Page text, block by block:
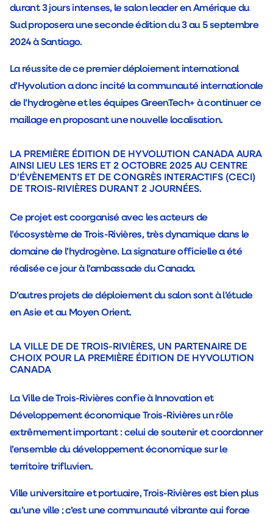
durant 3 jours intenses, le salon leader en Amérique du
Sud proposera une seconde édition du 3 au 5 septembre
2024 à Santiago.
La réussite de ce premier déploiement international
d’Hyvolution a donc incité la communauté internationale
de l’hydrogène et les équipes GreenTech+ à continuer ce
maillage en proposant une nouvelle localisation.
LA PREMIÈRE ÉDITION DE HYVOLUTION CANADA AURA
AINSI LIEU LES 1ERS ET 2 OCTOBRE 2025 AU CENTRE
D’ÉVÈNEMENTS ET DE CONGRÈS INTERACTIFS (CECI)
DE TROIS-RIVIÈRES DURANT 2 JOURNÉES.
Ce projet est coorganisé avec les acteurs de
l’écosystème de Trois-Rivières, très dynamique dans le
domaine de l’hydrogène. La signature officielle a été
réalisée ce jour à l’ambassade du Canada.
D’autres projets de déploiement du salon sont à l’étude
en Asie et au Moyen Orient.
LA VILLE DE DE TROIS-RIVIÈRES, UN PARTENAIRE DE
CHOIX POUR LA PREMIÈRE ÉDITION DE HYVOLUTION
CANADA
La Ville de Trois-Rivières confie à Innovation et
Développement économique Trois-Rivières un rôle
extrêmement important : celui de soutenir et coordonner
l’ensemble du développement économique sur le
territoire trifluvien.
Ville universitaire et portuaire, Trois-Rivières est bien plus
qu’une ville ; c’est une communauté vibrante qui forge